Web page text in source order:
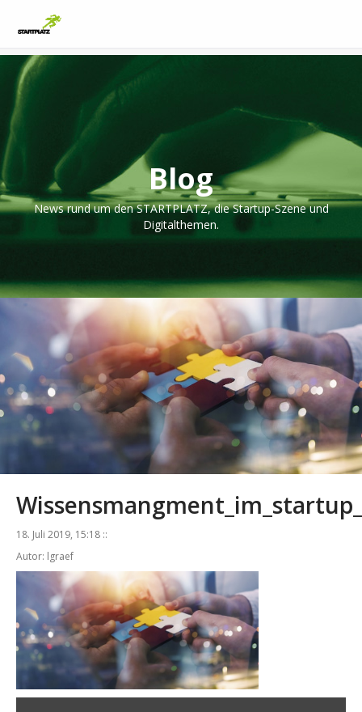
Blog
News rund um den STARTPLATZ, die Startup-Szene und
Digitalthemen.
18. Juli 2019, 15:18 ::
Autor: lgraef